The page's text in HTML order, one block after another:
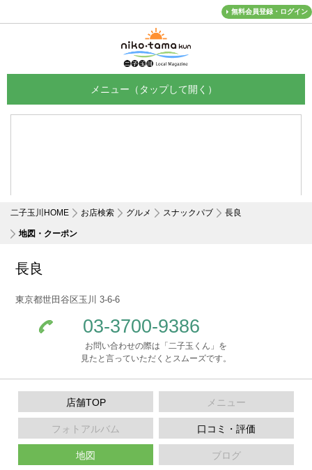
無料会員登録・ログイン
二子玉川HOME お店検索 グルメ スナックパブ 長良
地図・クーポン
長良
東京都世田谷区玉川 3-6-6
03-3700-9386
お問い合わせの際は「二子玉くん」を
見たと言っていただくとスムーズです。
店舗TOP メニュー
フォトアルバム 口コミ・評価
地図 ブログ
メニュー